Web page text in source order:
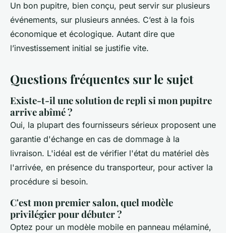
Un bon pupitre, bien conçu, peut servir sur plusieurs
événements, sur plusieurs années. C’est à la fois
économique et écologique. Autant dire que
l’investissement initial se justifie vite.
Questions fréquentes sur le sujet
Existe-t-il une solution de repli si mon pupitre
arrive abîmé ?
Oui, la plupart des fournisseurs sérieux proposent une
garantie d'échange en cas de dommage à la
livraison. L'idéal est de vérifier l'état du matériel dès
l'arrivée, en présence du transporteur, pour activer la
procédure si besoin.
C'est mon premier salon, quel modèle
privilégier pour débuter ?
Optez pour un modèle mobile en panneau mélaminé,